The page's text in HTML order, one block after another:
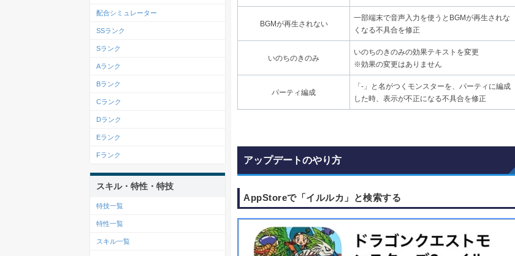
BGMが再生されない
一部端末で音声入力を使うとBGMが再生されな
くなる不具合を修正
いのちのきのみ
いのちのきのみの効果テキストを変更
※効果の変更はありません
パーティ編成
「-」と名がつくモンスターを、パーティに編成
した時、表示が不正になる不具合を修正
アップデートのやり方
AppStoreで「イルルカ」と検索する
配合シミュレーター
SSランク
Sランク
Aランク
Bランク
Cランク
Dランク
Eランク
Fランク
スキル・特性・特技
特技一覧
特性一覧
スキル一覧